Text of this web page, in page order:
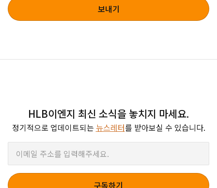
HLB이엔지 최신 소식을 놓치지 마세요.
정기적으로 업데이트되는 뉴스레터를 받아보실 수 있습니다.